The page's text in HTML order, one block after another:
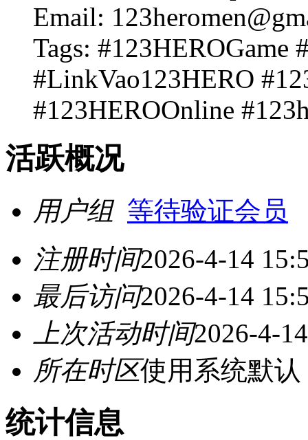
Email:
Tags: #123HEROGame
#LinkVao123HERO
#123HEROOnline
活跃概况
用户组 等待验证会员
注册时间2026-4-14
最后访问2026-4-14
上次活动时间2026-4-
所在时区使用系统默认
统计信息